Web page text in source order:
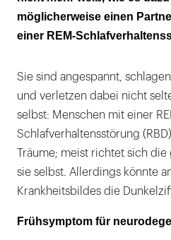
möglicherweise einen
einer REM-
Sie sind angespannt,
und verletzen dabei nicht
selbst: Menschen mit einer
Schlafverhaltensstörung
Träume; meist richtet sich
sie selbst. Allerdings könnte
Krankheitsbildes die
Frühsymptom für